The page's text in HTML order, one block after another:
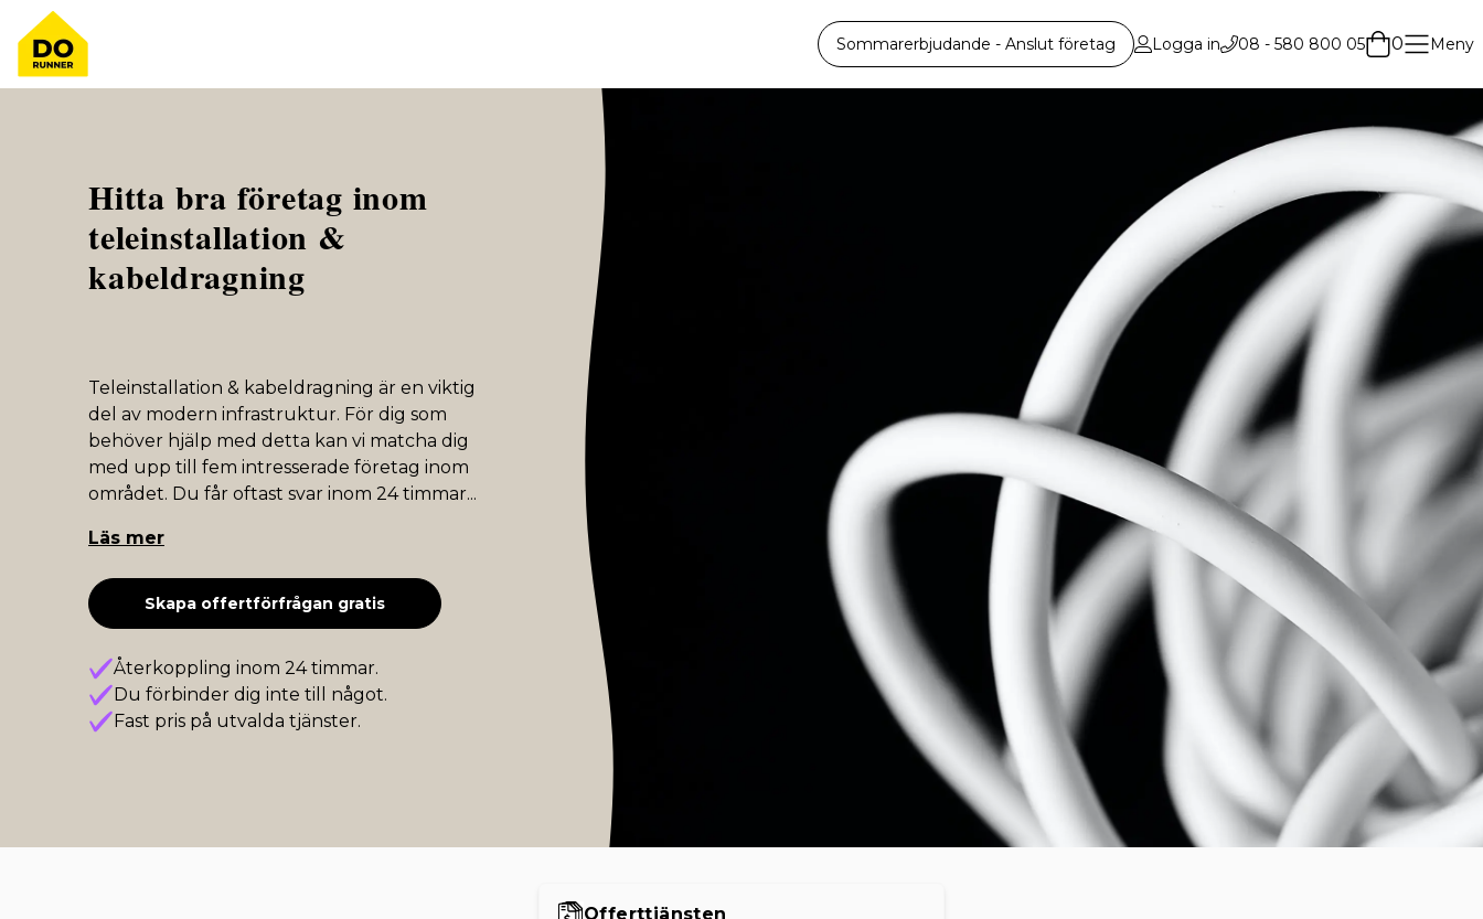
Sommarerbjudande - Anslut företag Logga in 08 - 580 800 05 0 Meny
Hitta bra företag inom
teleinstallation &
kabeldragning
Teleinstallation & kabeldragning är en viktig
del av modern infrastruktur. För dig som
behöver hjälp med detta kan vi matcha dig
med upp till fem intresserade företag inom
området. Du får oftast svar inom 24 timmar...
Läs mer
Skapa offertförfrågan gratis
Återkoppling inom 24 timmar.
Du förbinder dig inte till något.
Fast pris på utvalda tjänster.
Offerttjänsten